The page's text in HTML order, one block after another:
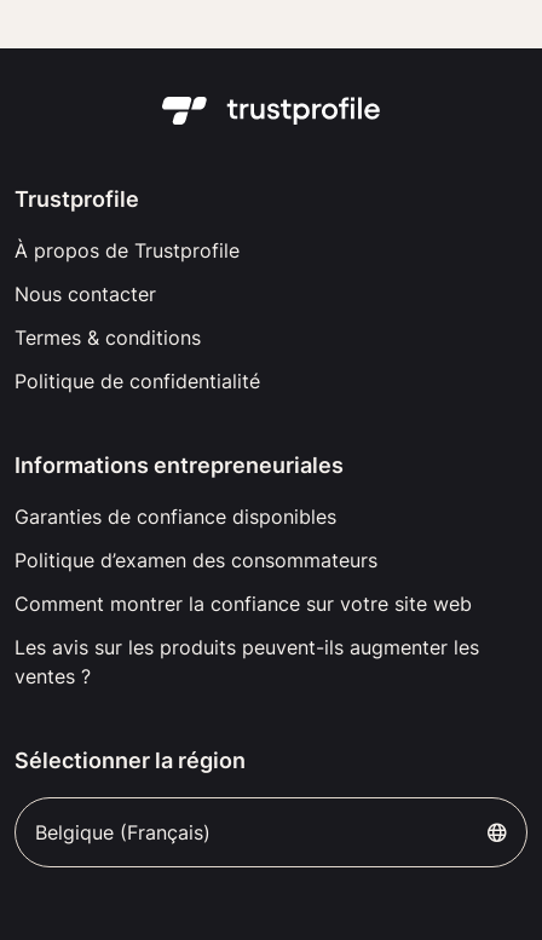
Trustprofile
À propos de Trustprofile
Nous contacter
Termes & conditions
Politique de confidentialité
Informations entrepreneuriales
Garanties de confiance disponibles
Politique d’examen des consommateurs
Comment montrer la confiance sur votre site web
Les avis sur les produits peuvent-ils augmenter les
ventes ?
Sélectionner la région
Belgique (Français)